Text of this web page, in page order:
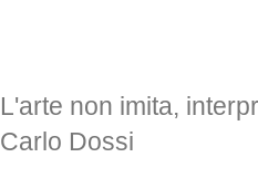
L'arte non imita,
Carlo Dossi